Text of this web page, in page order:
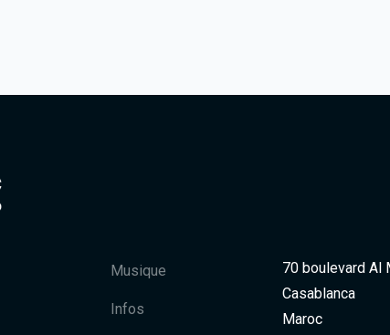
Musique
Infos
70 boulevard Al
Casablanca
Maroc